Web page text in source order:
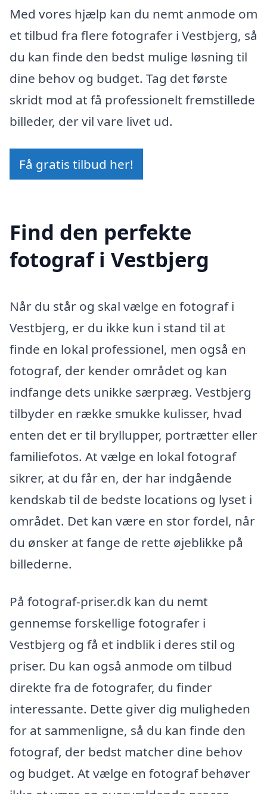
Med vores hjælp kan du nemt anmode om
et tilbud fra flere fotografer i Vestbjerg, så
du kan finde den bedst mulige løsning til
dine behov og budget. Tag det første
skridt mod at få professionelt fremstillede
billeder, der vil vare livet ud.
Få gratis tilbud her!
Find den perfekte
fotograf i Vestbjerg
Når du står og skal vælge en fotograf i
Vestbjerg, er du ikke kun i stand til at
finde en lokal professionel, men også en
fotograf, der kender området og kan
indfange dets unikke særpræg. Vestbjerg
tilbyder en række smukke kulisser, hvad
enten det er til bryllupper, portrætter eller
familiefotos. At vælge en lokal fotograf
sikrer, at du får en, der har indgående
kendskab til de bedste locations og lyset i
området. Det kan være en stor fordel, når
du ønsker at fange de rette øjeblikke på
billederne.
På fotograf-priser.dk kan du nemt
gennemse forskellige fotografer i
Vestbjerg og få et indblik i deres stil og
priser. Du kan også anmode om tilbud
direkte fra de fotografer, du finder
interessante. Dette giver dig muligheden
for at sammenligne, så du kan finde den
fotograf, der bedst matcher dine behov
og budget. At vælge en fotograf behøver